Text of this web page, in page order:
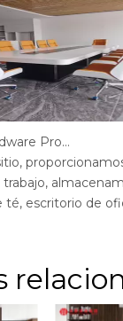
Jiangmen Digao Hardware Products Company
té, escritorio de